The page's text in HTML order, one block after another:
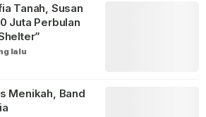
Tanah, Susan
Juta Perbulan
lalu
Menikah, Band